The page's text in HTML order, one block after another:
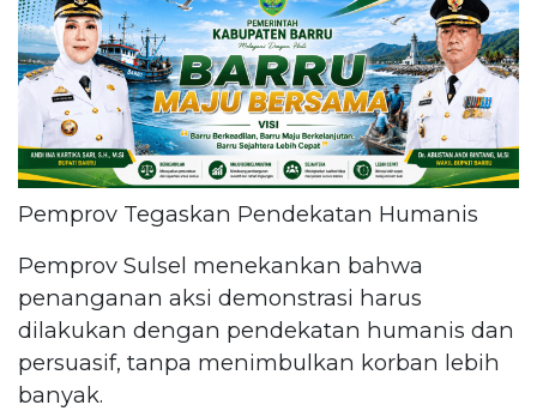
Pemprov Tegaskan Pendekatan Humanis
Pemprov Sulsel menekankan bahwa
penanganan aksi demonstrasi harus
dilakukan dengan pendekatan humanis dan
persuasif, tanpa menimbulkan korban lebih
banyak.